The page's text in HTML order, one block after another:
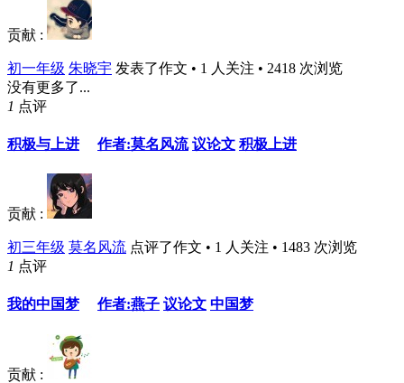
贡献 :
初一年级 朱晓宇 发表了作文 • 1 人关注 • 2418 次浏览
没有更多了...
1 点评
积极与上进 作者:莫名风流 议论文 积极上进
贡献 :
初三年级 莫名风流 点评了作文 • 1 人关注 • 1483 次浏览
1 点评
我的中国梦 作者:燕子 议论文 中国梦
贡献 :